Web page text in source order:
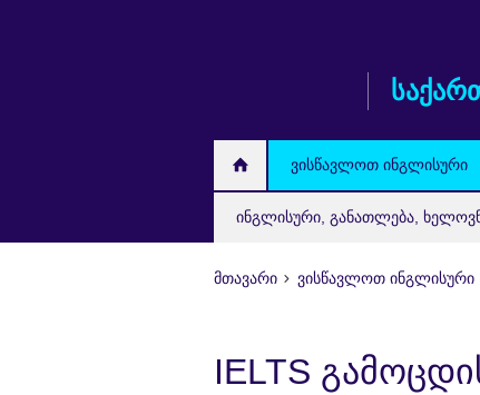
ვისწავლოთ ინგლისური
ინგლისური, განათლება,
მთავარი ვისწავლოთ ინგლისური
IELTS